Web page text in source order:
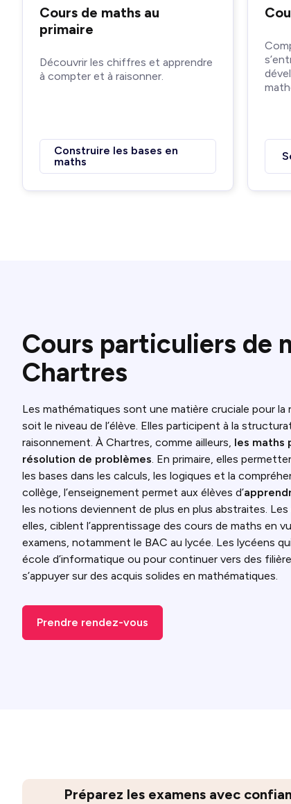
Cours de maths au
primaire
Découvrir les chiffres et apprendre
à compter et à raisonner.
Construire les bases en
maths
Cours particuliers de
Chartres
Les mathématiques sont une matière cruciale pour la
soit le niveau de l’élève. Elles participent à la
raisonnement. À Chartres, comme ailleurs, les maths
résolution de problèmes. En primaire, elles
les bases dans les calculs, les logiques et la
collège, l’enseignement permet aux élèves d’
les notions deviennent de plus en plus abstraites. Les
elles, ciblent l’apprentissage des cours de maths en
examens, notamment le BAC au lycée. Les lycéens
école d’informatique ou pour continuer vers des
s’appuyer sur des acquis solides en mathématiques.
Prendre rendez-vous
Préparez les examens avec